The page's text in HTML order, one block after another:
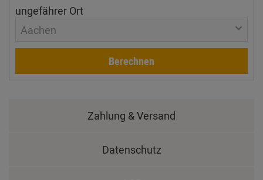
ungefährer Ort
Aachen
Berechnen
Zahlung & Versand
Datenschutz